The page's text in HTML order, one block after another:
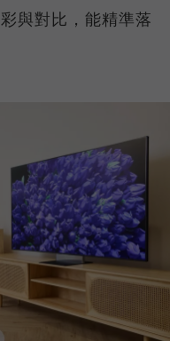
與對比，能精準落